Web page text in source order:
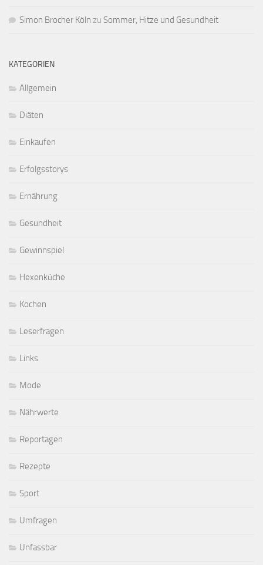
Simon Brocher Köln zu Sommer, Hitze und Gesundheit
KATEGORIEN
Allgemein
Diäten
Einkaufen
Erfolgsstorys
Ernährung
Gesundheit
Gewinnspiel
Hexenküche
Kochen
Leserfragen
Links
Mode
Nährwerte
Reportagen
Rezepte
Sport
Umfragen
Unfassbar